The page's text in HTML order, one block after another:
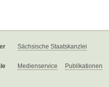
Sächsische Staatskanzlei
Medienservice Publikationen